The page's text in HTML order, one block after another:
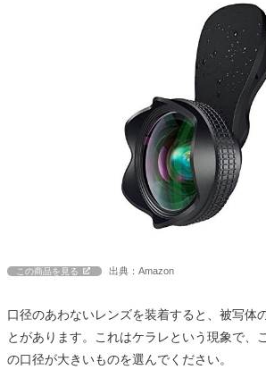
この商品を見る 出典：Amazon
口径のあわないレンズを装着すると、被写体
とがあります。これはケラレという現象で、
の口径が大きいものを選んでください。